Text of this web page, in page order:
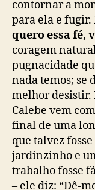
contornar a
para ela e fugir.
quero essa fé,
coragem
pugnacidade
nada temos; se
melhor desistir.
Calebe vem
final de uma
que talvez
jardinzinho e
trabalho fosse
– ele diz: “Dê-